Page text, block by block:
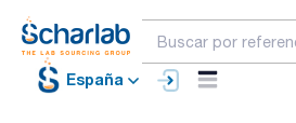
España